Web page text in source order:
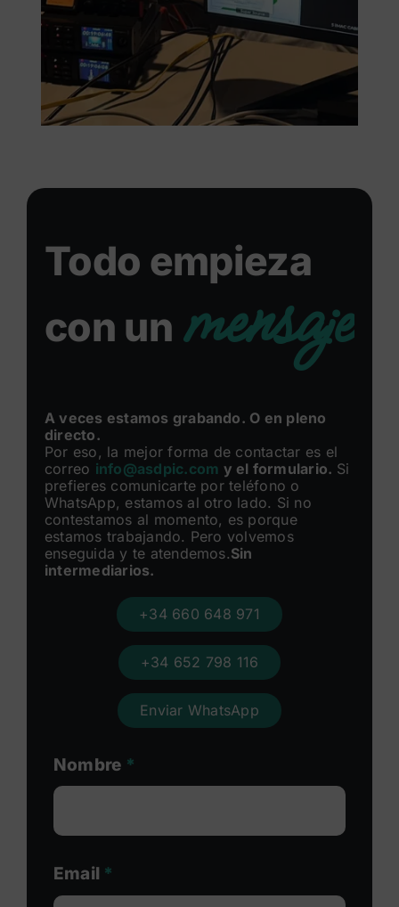
Todo empieza
con un mensaje
A veces estamos grabando. O en pleno
directo.
Por eso, la mejor forma de contactar es el
correo info@asdpic.com y el formulario. Si
prefieres comunicarte por teléfono o
WhatsApp, estamos al otro lado. Si no
contestamos al momento, es porque
estamos trabajando. Pero volvemos
enseguida y te atendemos.Sin
intermediarios.
+34 660 648 971
+34 652 798 116
Enviar WhatsApp
Nombre *
Email *